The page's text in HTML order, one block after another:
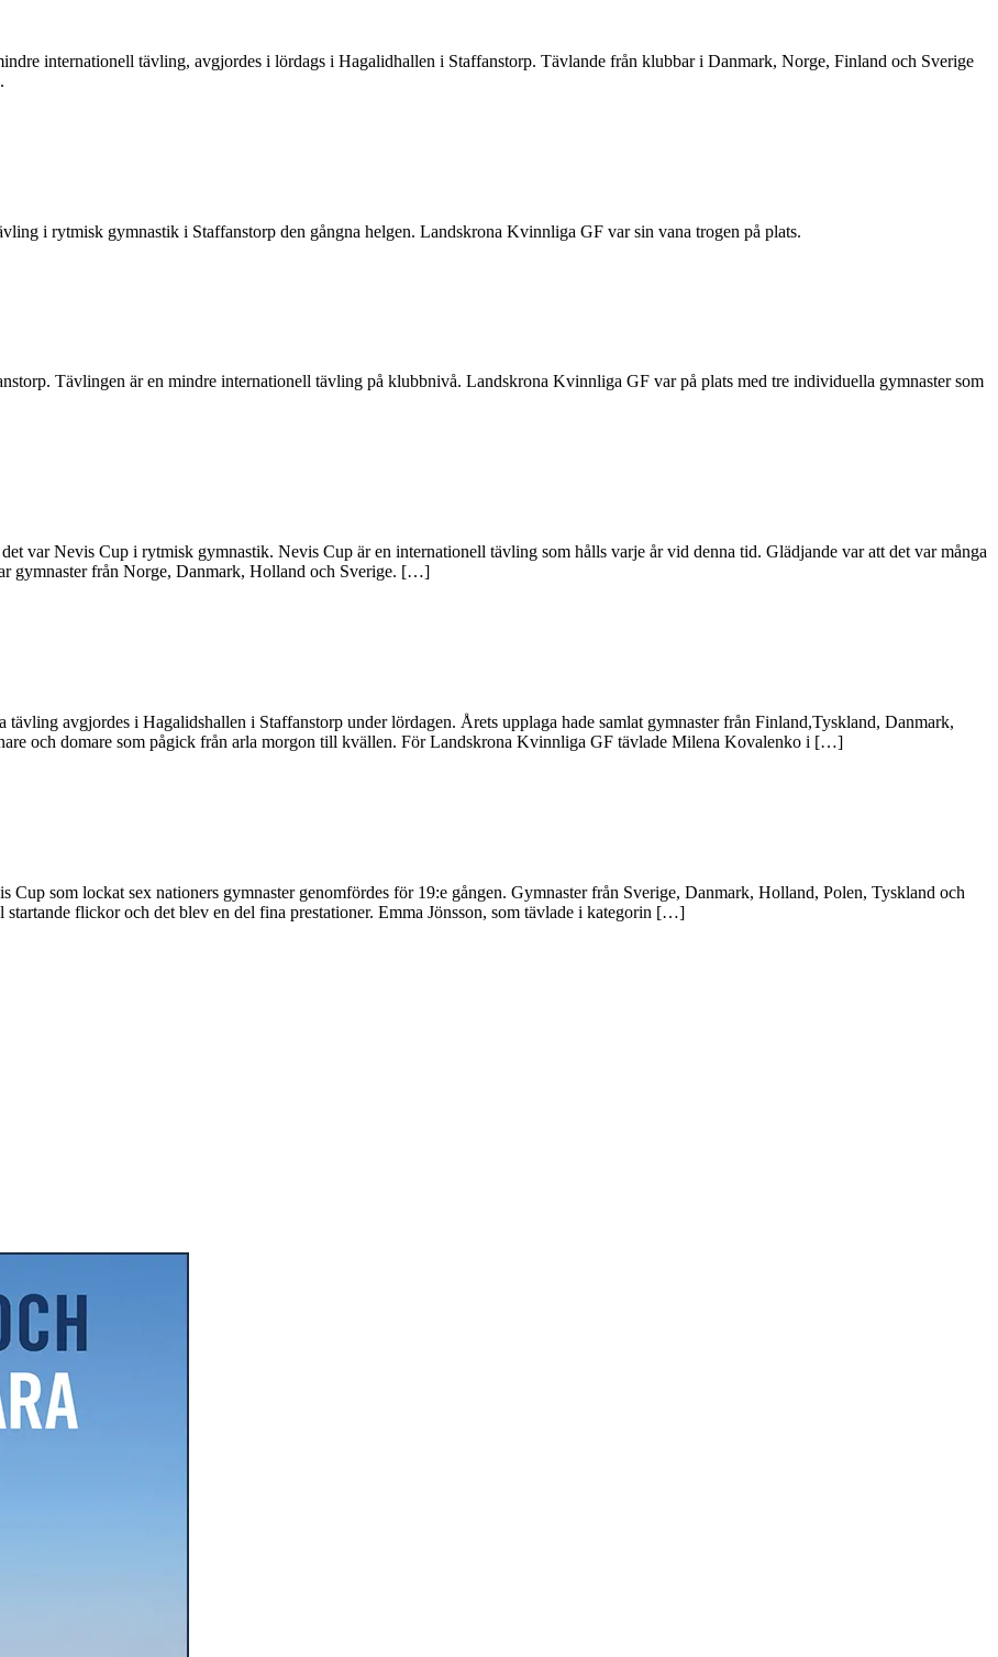
internationell tävling, avgjordes i lördags i Hagalidhallen i Staffanstorp. Tävlande från klubbar i Danmark, Norge, Finland och Sverige
i rytmisk gymnastik i Staffanstorp den gångna helgen. Landskrona Kvinnliga GF var sin vana trogen på plats.
Tävlingen är en mindre internationell tävling på klubbnivå. Landskrona Kvinnliga GF var på plats med tre individuella gymnaster som
var Nevis Cup i rytmisk gymnastik. Nevis Cup är en internationell tävling som hålls varje år vid denna tid. Glädjande var att det var många
gymnaster från Norge, Danmark, Holland och Sverige. […]
avgjordes i Hagalidshallen i Staffanstorp under lördagen. Årets upplaga hade samlat gymnaster från Finland,Tyskland, Danmark,
och domare som pågick från arla morgon till kvällen. För Landskrona Kvinnliga GF tävlade Milena Kovalenko i […]
som lockat sex nationers gymnaster genomfördes för 19:e gången. Gymnaster från Sverige, Danmark, Holland, Polen, Tyskland och
flickor och det blev en del fina prestationer. Emma Jönsson, som tävlade i kategorin […]